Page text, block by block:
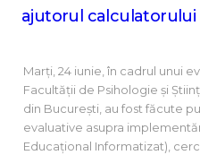
ajutorul calculatorului
Marţi, 24 iunie, în cadrul unui
Facultăţii de Psihologie şi
din Bucureşti, au fost făcute
evaluative asupra
Educaţional Informatizat),